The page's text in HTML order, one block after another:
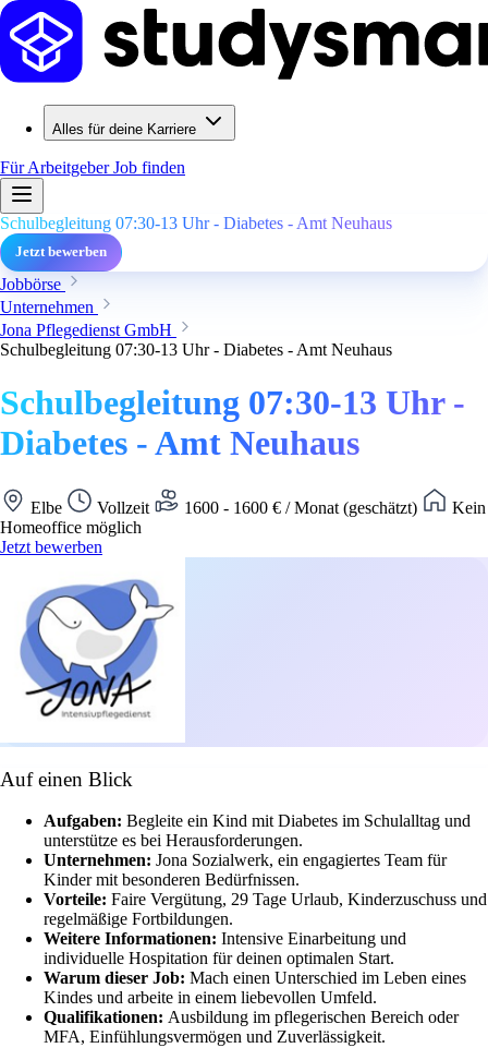
Alles für deine Karriere
Für ArbeitgeberJob finden
Schulbegleitung 07:30-13 Uhr - Diabetes - Amt Neuhaus
Jetzt bewerben
Jobbörse
Unternehmen
Jona Pflegedienst GmbH
Schulbegleitung 07:30-13 Uhr - Diabetes - Amt Neuhaus
Schulbegleitung 07:30-13 Uhr -
Diabetes - Amt Neuhaus
Elbe Vollzeit 1600 - 1600 € / Monat (geschätzt)
Kein
Homeoffice möglich
Jetzt bewerben
Auf einen Blick
Aufgaben: Begleite ein Kind mit Diabetes im Schulalltag und
unterstütze es bei Herausforderungen.
Unternehmen: Jona Sozialwerk, ein engagiertes Team für
Kinder mit besonderen Bedürfnissen.
Vorteile: Faire Vergütung, 29 Tage Urlaub, Kinderzuschuss und
regelmäßige Fortbildungen.
Weitere Informationen: Intensive Einarbeitung und
individuelle Hospitation für deinen optimalen Start.
Warum dieser Job: Mach einen Unterschied im Leben eines
Kindes und arbeite in einem liebevollen Umfeld.
Qualifikationen: Ausbildung im pflegerischen Bereich oder
MFA, Einfühlungsvermögen und Zuverlässigkeit.